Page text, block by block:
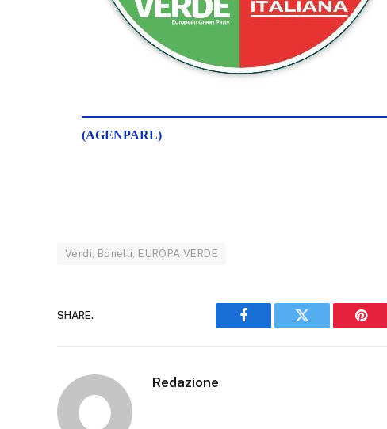
(AGENPARL)
Verdi, Bonelli, EUROPA VERDE
SHARE.
Facebook Twitter
Redazione